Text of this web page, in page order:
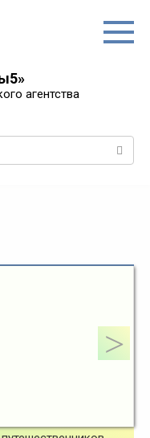
агентства